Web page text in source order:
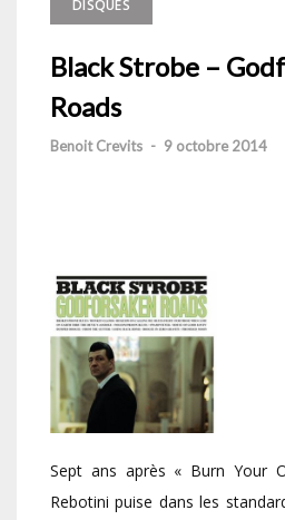
DISQUES
Black Strobe –
Roads
Benoit Crevits - 9 octobre 2014
Sept ans après « Burn Your
Rebotini puise dans les